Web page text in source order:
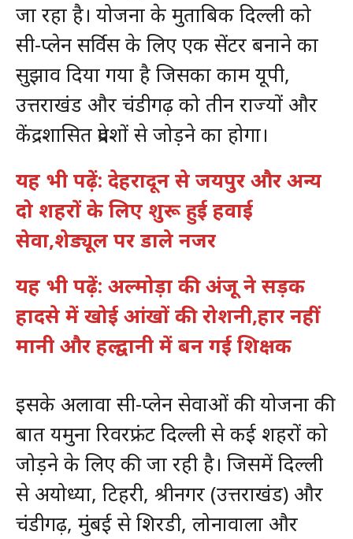
जा रहा है। योजना के मुताबिक दिल्ली को
सी-प्लेन सर्विस के लिए एक सेंटर बनाने का
सुझाव दिया गया है जिसका काम यूपी,
उत्तराखंड और चंडीगढ़ को तीन राज्यों और
केंद्रशासित प्रदेशों से जोड़ने का होगा।
यह भी पढ़ें: देहरादून से जयपुर और अन्य
दो शहरों के लिए शुरू हुई हवाई
सेवा,शेड्यूल पर डाले नजर
यह भी पढ़ें: अल्मोड़ा की अंजू ने सड़क
हादसे में खोई आंखों की रोशनी,हार नहीं
मानी और हल्द्वानी में बन गई शिक्षक
इसके अलावा सी-प्लेन सेवाओं की योजना की
बात यमुना रिवरफ्रंट दिल्ली से कई शहरों को
जोड़ने के लिए की जा रही है। जिसमें दिल्ली
से अयोध्या, टिहरी, श्रीनगर (उत्तराखंड) और
चंडीगढ़, मुंबई से शिरडी, लोनावाला और